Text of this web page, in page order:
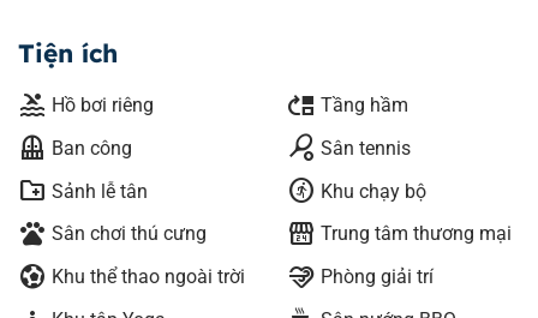
Tiện ích
pool Hồ bơi riêng move_up Tầng hầm
balcony Ban công sports_tennis Sân tennis
create_new_folder Sảnh lễ tân run_circle Khu chạy bộ
pets Sân chơi thú cưng local_convenience_store Trung tâm thương mại
sports_and_outdoors Khu thể thao ngoài trời relax Phòng giải trí